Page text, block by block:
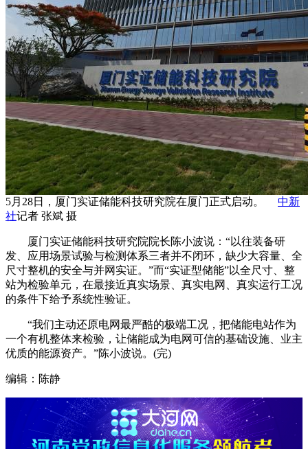
5月28日，厦门实证储能科技研究院在厦门正式启动。 中新
社记者 张斌 摄
厦门实证储能科技研究院院长陈小波说：“以往装备研
发、应用场景试验与检测体系三者并不闭环，缺少大容量、全
尺寸整机的安全与并网实证。”而“实证型储能”以全尺寸、整
站为检验单元，在最接近真实场景、真实电网、真实运行工况
的条件下给予系统性验证。
“我们主动还原电网最严酷的极端工况，把储能电站作为
一个有机整体来检验，让储能成为电网可信的基础设施、业主
优质的能源资产。”陈小波说。(完)
编辑：陈静